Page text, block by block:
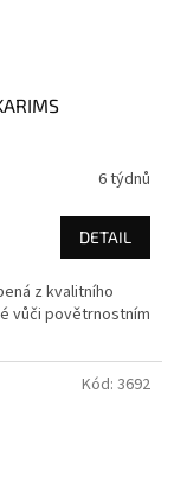
6 týdnů
DETAIL
z kvalitního
vůči povětrnostním
Kód: 3692